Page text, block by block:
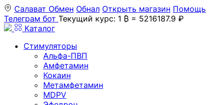
Салават Обмен Обнал Открыть магазин Помощь
Телеграм бот Текущий курс: 1 ₿ = 5216187.9 ₽
Каталог
Стимуляторы
Альфа-ПВП
Амфетамин
Кокаин
Метамфетамин
MDPV